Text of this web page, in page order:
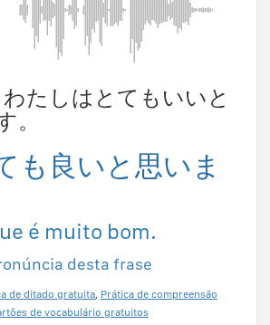
たしはとてもいいと
。
も良いと思いま
é muito bom.
desta frase
de ditado gratuita, Prática de compreensão
de vocabulário gratuitos